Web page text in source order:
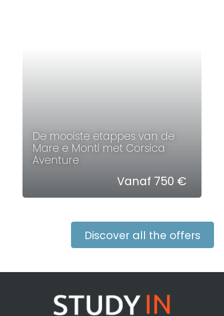
De mooiste etappes van de
Mare e Monti met Corsica
Aventure
Vanaf 750 €
Discover all the offers